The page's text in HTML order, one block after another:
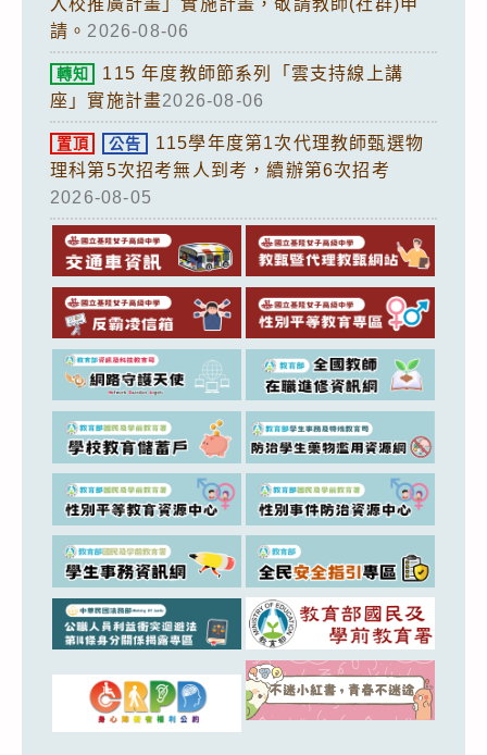
請。 2026-08-06
轉知
115 年度教師節系列「雲支持線上講
座」實施計畫2026-08-06
置頂 公告
115學年度第1次代理教師甄選物
理科第5次招考無人到考，續辦第6次招考
2026-08-05